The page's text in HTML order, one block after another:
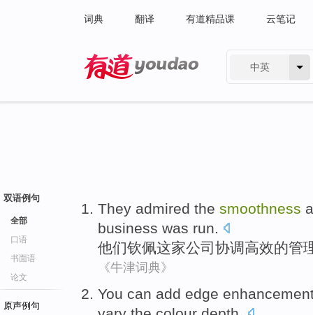
词典 翻译 有道精品课 云笔记
中英
双语例句
全部
口语
书面语
论文
原声例句
They admired the smoothness
business was run.
他们钦佩这家公司协调高效的管
《牛津词典》
You can add edge